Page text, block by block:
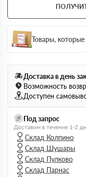
Товары,
Доставка в день
Возможность
Доступен
Под запрос
Доставим в течение 1-2
Склад Колпино
Склад Шушары
Склад Пулково
Склад Парнас